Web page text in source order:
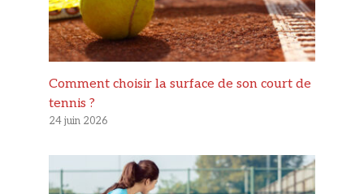
Comment choisir la surface de son court de
tennis ?
24 juin 2026